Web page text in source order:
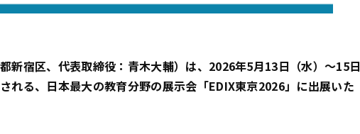
新宿区、代表取締役：青木大輔）は、2026年5月13日（水）～15日
れる、日本最大の教育分野の展示会「EDIX東京2026」に出展いた